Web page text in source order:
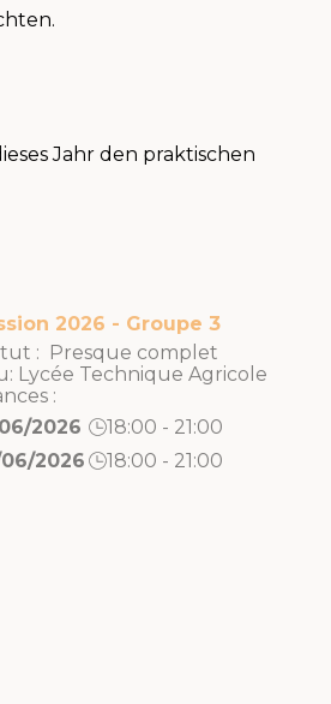
Jahr den praktischen
2026 - Groupe 3
: Presque complet
Lycée Technique Agricole
:
2026
18:00 - 21:00
2026
18:00 - 21:00